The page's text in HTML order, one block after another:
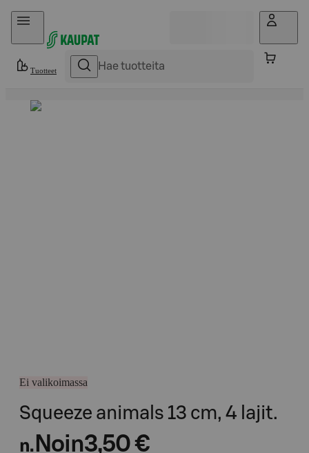
Hyppää sisältöön
Tuotteet
Ei valikoimassa
Squeeze animals 13 cm, 4 lajit.
n. Noin3,50 €